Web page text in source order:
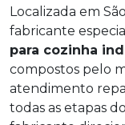
Localizada em
fabricante
para cozinha
compostos pelo
atendimento
todas as etapas